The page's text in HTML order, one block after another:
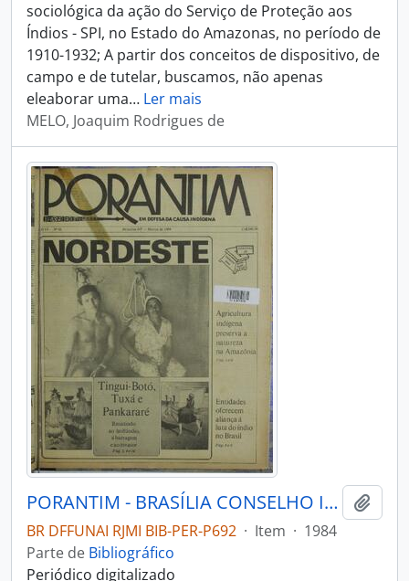
sociológica da ação do Serviço de Proteção aos
Índios - SPI, no Estado do Amazonas, no período de
1910-1932; A partir dos conceitos de dispositivo, de
campo e de tutelar, buscamos, não apenas
eleaborar uma… Ler mais
MELO, Joaquim Rodrigues de
PORANTIM - BRASÍLIA CONSELHO INDIGENISTA MISSIONÁRIO - 1984 - Nº61
BR DFFUNAI RJMI BIB-PER-P692 · Item · 1984
Parte de Bibliográfico
Periódico digitalizado